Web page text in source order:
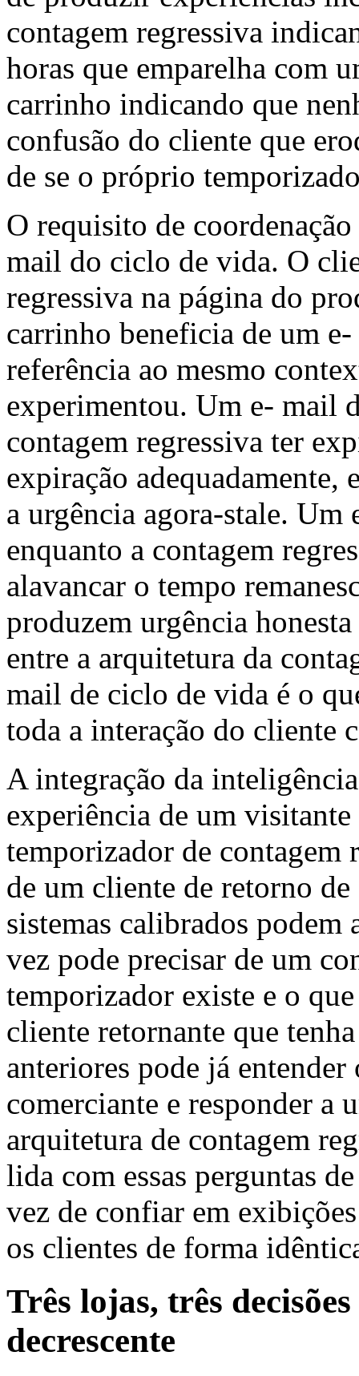
contagem regressiva
horas que emparelha com
carrinho indicando que
confusão do cliente que
de se o próprio
O requisito de
mail do ciclo de vida. O
regressiva na página do
carrinho beneficia de um
referência ao mesmo
experimentou. Um e- mail
contagem regressiva ter
expiração adequadamente,
a urgência agora-stale. Um
enquanto a contagem
alavancar o tempo
produzem urgência
entre a arquitetura da
mail de ciclo de vida é o
toda a interação do cliente
A integração da
experiência de um
temporizador de contagem
de um cliente de retorno
sistemas calibrados
vez pode precisar de um
temporizador existe e o
cliente retornante que
anteriores pode já
comerciante e responder a
arquitetura de contagem
lida com essas perguntas
vez de confiar em
os clientes de forma
Três lojas, três
decrescente